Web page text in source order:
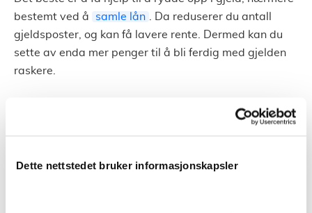
Dette nettstedet bruker informasjonskapsler
bestemt ved å
samle lån
. Da reduserer du antall
gjeldsposter, og kan få lavere rente. Dermed kan du
sette av enda mer penger til å bli ferdig med gjelden
raskere.
Refinansiere uten sikkerhet?
Vi har nevnt refinansiering som en mulig løsning ved